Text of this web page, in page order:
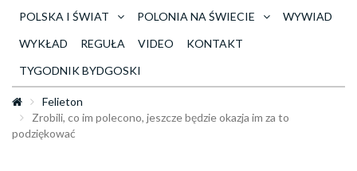
POLSKA I ŚWIAT
POLONIA NA ŚWIECIE
WYWIAD
WYKŁAD
REGUŁA VIDEO
KONTAKT
TYGODNIK BYDGOSKI
Felieton
Zrobili, co im polecono, jeszcze będzie okazja im za to
podziękować